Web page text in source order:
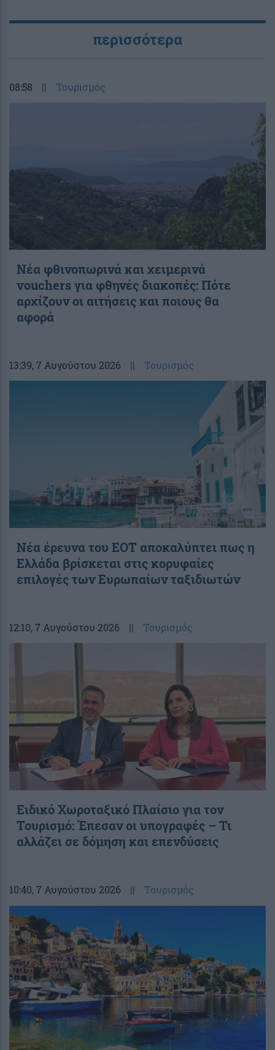
περισσότερα
08:58 || Τουρισμός
Νέα φθινοπωρινά και χειμερινά
vouchers για φθηνές διακοπές: Πότε
αρχίζουν οι αιτήσεις και ποιους θα
αφορά
13:39, 7 Αυγούστου 2026 || Τουρισμός
Νέα έρευνα του ΕΟΤ αποκαλύπτει πως η
Ελλάδα βρίσκεται στις κορυφαίες
επιλογές των Ευρωπαίων ταξιδιωτών
12:10, 7 Αυγούστου 2026 || Τουρισμός
Ειδικό Χωροταξικό Πλαίσιο για τον
Τουρισμό: Έπεσαν οι υπογραφές – Τι
αλλάζει σε δόμηση και επενδύσεις
10:40, 7 Αυγούστου 2026 || Τουρισμός